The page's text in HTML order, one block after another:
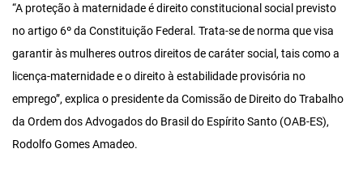
“A proteção à maternidade é direito constitucional social previsto
no artigo 6º da Constituição Federal. Trata-se de norma que visa
garantir às mulheres outros direitos de caráter social, tais como a
licença-maternidade e o direito à estabilidade provisória no
emprego”, explica o presidente da Comissão de Direito do Trabalho
da Ordem dos Advogados do Brasil do Espírito Santo (OAB-ES),
Rodolfo Gomes Amadeo.